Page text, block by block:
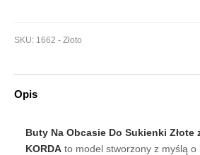
SKU: 1662 - Złoto
Opis
Buty Na Obcasie Do Sukienki Złote
KORDA to model stworzony z myślą o